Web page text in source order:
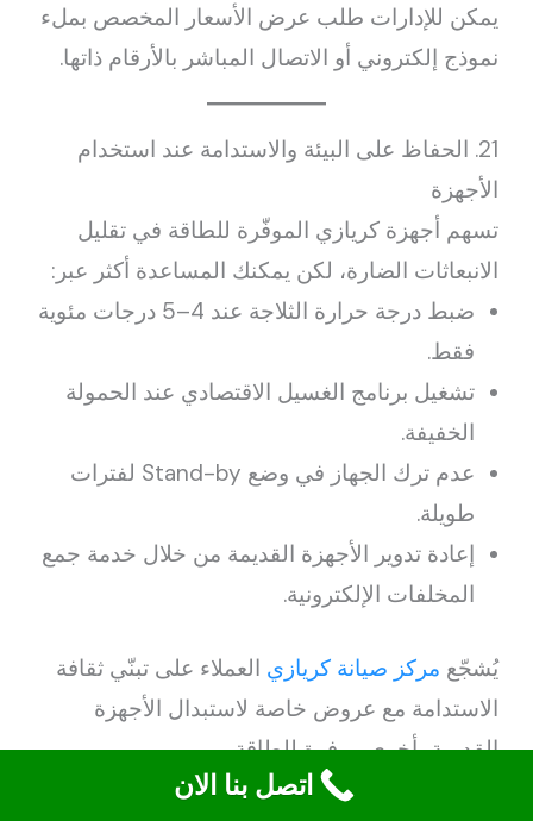
يمكن للإدارات طلب عرض الأسعار المخصص بملء
نموذج إلكتروني أو الاتصال المباشر بالأرقام ذاتها.
21. الحفاظ على البيئة والاستدامة عند استخدام
الأجهزة
تسهم أجهزة كريازي الموفّرة للطاقة في تقليل
الانبعاثات الضارة، لكن يمكنك المساعدة أكثر عبر:
ضبط درجة حرارة الثلاجة عند 4–5 درجات مئوية
فقط.
تشغيل برنامج الغسيل الاقتصادي عند الحمولة
الخفيفة.
عدم ترك الجهاز في وضع Stand-by لفترات
طويلة.
إعادة تدوير الأجهزة القديمة من خلال خدمة جمع
المخلفات الإلكترونية.
يُشجّع مركز صيانة كريازي العملاء على تبنّي ثقافة
الاستدامة مع عروض خاصة لاستبدال الأجهزة
القديمة بأخرى موفرة للطاقة.
اتصل بنا الان